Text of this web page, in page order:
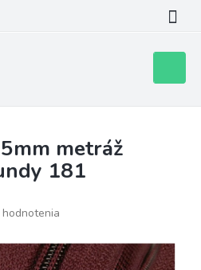
košík
metráž
181